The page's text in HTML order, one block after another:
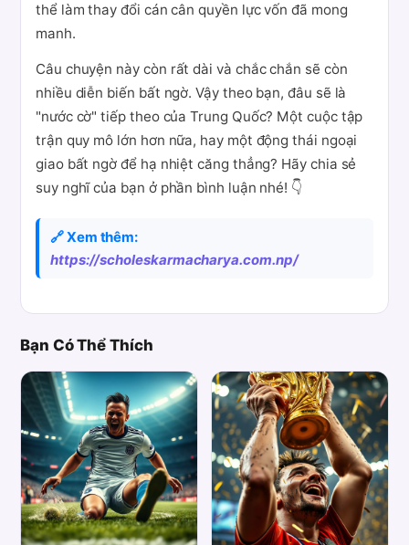
thể làm thay đổi cán cân quyền lực vốn đã mong
manh.
Câu chuyện này còn rất dài và chắc chắn sẽ còn
nhiều diễn biến bất ngờ. Vậy theo bạn, đâu sẽ là
"nước cờ" tiếp theo của Trung Quốc? Một cuộc tập
trận quy mô lớn hơn nữa, hay một động thái ngoại
giao bất ngờ để hạ nhiệt căng thẳng? Hãy chia sẻ
suy nghĩ của bạn ở phần bình luận nhé! 👇
🔗 Xem thêm:
https://scholeskarmacharya.com.np/
Bạn Có Thể Thích